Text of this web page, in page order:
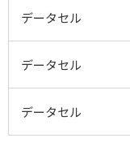
データセル
データセル
データセル